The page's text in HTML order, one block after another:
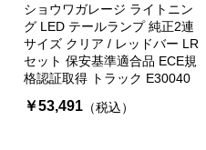
ショウワガレージ ライトニン
グ LED テールランプ 純正2連
サイズ クリア / レッドバー LR
セット 保安基準適合品 ECE規
格認証取得 トラック E30040
￥53,491（税込）